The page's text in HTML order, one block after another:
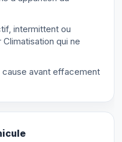
intermittent ou
qui ne
avant effacement